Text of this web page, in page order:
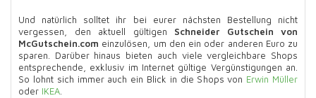
Und natürlich solltet ihr bei eurer nächsten Bestellung nicht
vergessen, den aktuell gültigen Schneider Gutschein von
McGutschein.com einzulösen, um den ein oder anderen Euro zu
sparen. Darüber hinaus bieten auch viele vergleichbare Shops
entsprechende, exklusiv im Internet gültige Vergünstigungen an.
So lohnt sich immer auch ein Blick in die Shops von Erwin Müller
oder IKEA.